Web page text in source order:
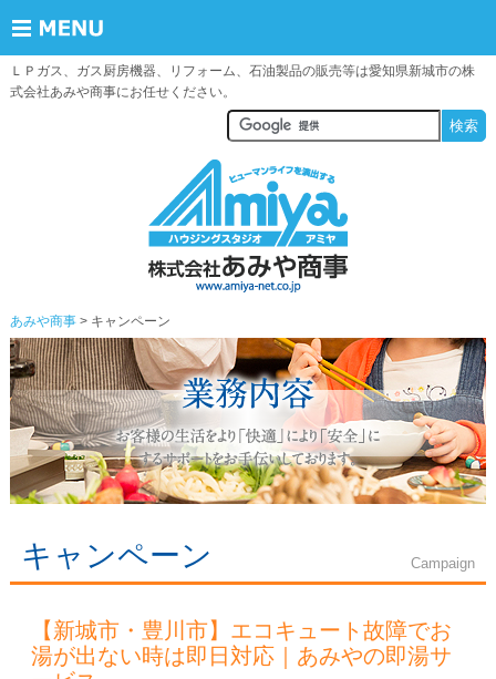
ＬＰガス、ガス厨房機器、リフォーム、石油製品の販売等は愛知県新城市の株
式会社あみや商事にお任せください。
あみや商事 キャンペーン
キャンペーン Campaign
【新城市・豊川市】エコキュート故障でお
湯が出ない時は即日対応｜あみやの即湯サ